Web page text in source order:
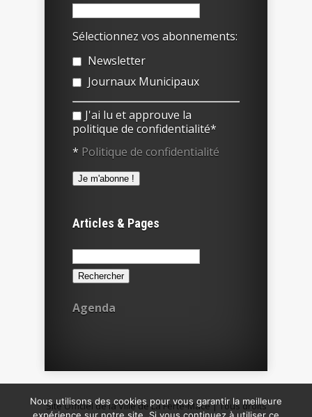
Sélectionnez vos abonnements:
Newsletter
Journaux Municipaux
J'ai lu et approuve la
politique de confidentialité*
* Politique de confidentialité
Articles & Pages
Rechercher :
Agenda
Site Officiel de la Ville de La Ferté-Macé | Tous droits
Nous utilisons des cookies pour vous garantir la meilleure